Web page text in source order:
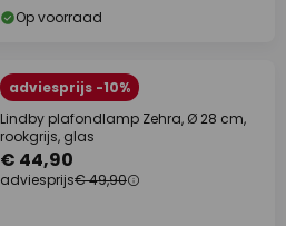
Op voorraad
adviesprijs -10%
Lindby plafondlamp Zehra, Ø 28 cm,
rookgrijs, glas
€ 44,90
adviesprijs€ 49,90